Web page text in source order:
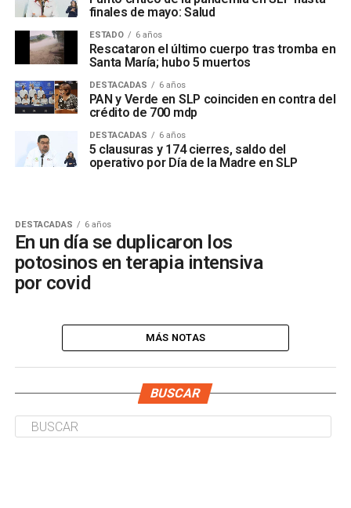
finales de mayo: Salud
ESTADO 6 años
Rescataron el último cuerpo tras tromba en
Santa María; hubo 5 muertos
DESTACADAS 6 años
PAN y Verde en SLP coinciden en contra del
crédito de 700 mdp
DESTACADAS 6 años
5 clausuras y 174 cierres, saldo del
operativo por Día de la Madre en SLP
DESTACADAS 6 años
En un día se duplicaron los
potosinos en terapia intensiva
por covid
MÁS NOTAS
BUSCAR